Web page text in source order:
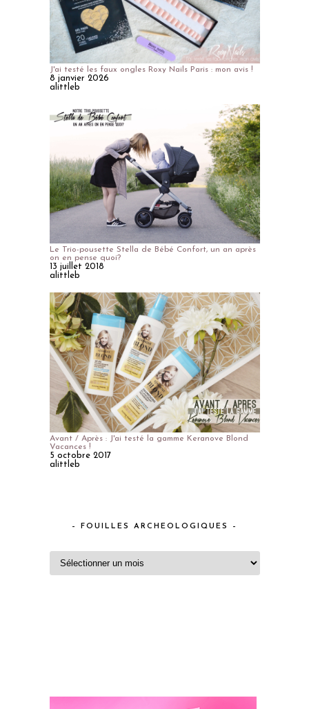
J'ai testé les faux ongles Roxy Nails Paris : mon avis !
8 janvier 2026
alittleb
Le Trio-pousette Stella de Bébé Confort, un an après
on en pense quoi?
13 juillet 2018
alittleb
Avant / Après : J'ai testé la gamme Keranove Blond
Vacances !
5 octobre 2017
alittleb
– FOUILLES ARCHEOLOGIQUES –